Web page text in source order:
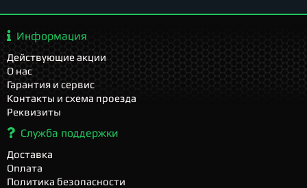
Информация
Действующие акции
О нас
Гарантия и сервис
Контакты и схема проезда
Реквизиты
Служба поддержки
Доставка
Оплата
Политика безопасности